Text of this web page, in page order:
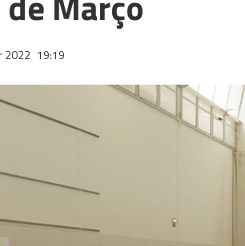
2022 19:19